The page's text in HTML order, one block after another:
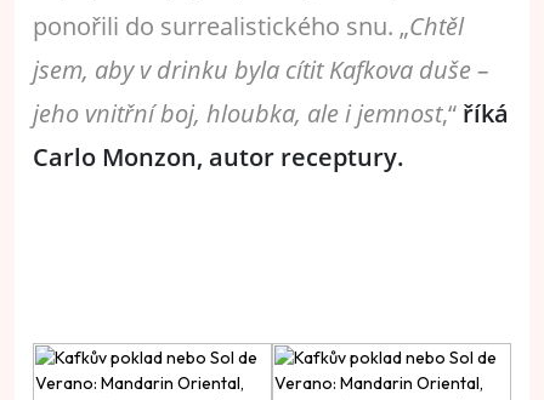
ponořili do surrealistického snu. „Chtěl
jsem, aby v drinku byla cítit Kafkova duše –
jeho vnitřní boj, hloubka, ale i jemnost,“ říká
Carlo Monzon, autor receptury.